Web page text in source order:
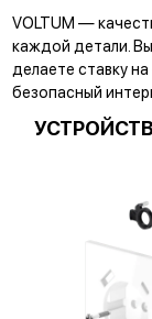
VOLTUM —
каждой детали.
делаете ставку
безопасный